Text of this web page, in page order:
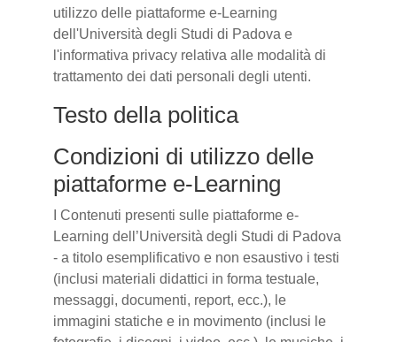
utilizzo delle piattaforme e-Learning
dell'Università degli Studi di Padova e
l'informativa privacy relativa alle modalità di
trattamento dei dati personali degli utenti.
Testo della politica
Condizioni di utilizzo delle
piattaforme e-Learning
I Contenuti presenti sulle piattaforme e-
Learning dell’Università degli Studi di Padova
- a titolo esemplificativo e non esaustivo i testi
(inclusi materiali didattici in forma testuale,
messaggi, documenti, report, ecc.), le
immagini statiche e in movimento (inclusi le